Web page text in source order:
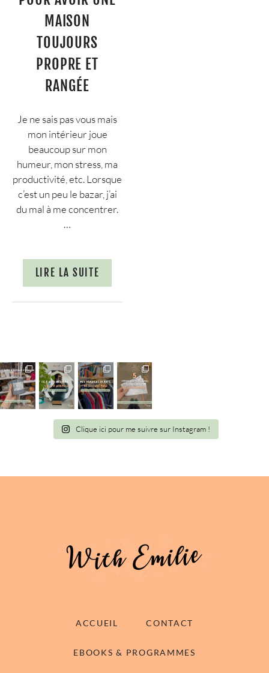
MAISON
TOUJOURS
PROPRE ET
RANGÉE
Je ne sais pas vous mais
mon intérieur joue
beaucoup sur mon
humeur, mon stress, ma
productivité, etc. Lorsque
c’est un peu le bazar, j’ai
du mal à me concentrer.
…
LIRE LA SUITE
Clique ici pour me suivre sur Instagram !
ACCUEIL CONTACT
EBOOKS & PROGRAMMES